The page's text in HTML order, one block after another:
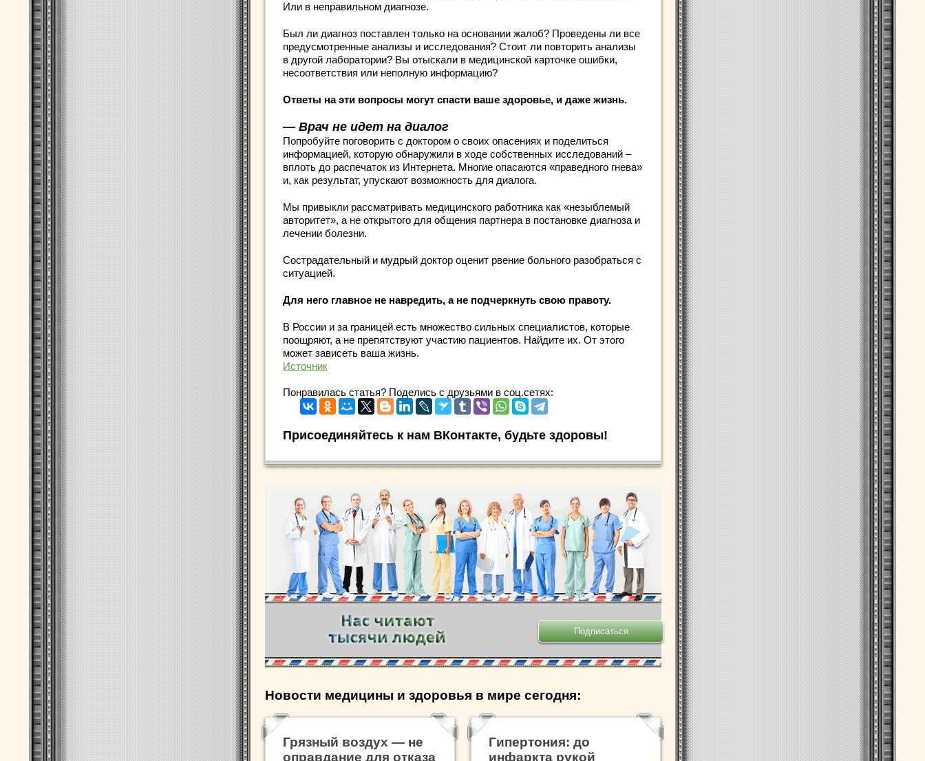
Или в неправильном диагнозе.
Был ли диагноз поставлен только на основании жалоб? Проведены ли все
предусмотренные анализы и исследования? Стоит ли повторить анализы
в другой лаборатории? Вы отыскали в медицинской карточке ошибки,
несоответствия или неполную информацию?
Ответы на эти вопросы могут спасти ваше здоровье, и даже жизнь.
— Врач не идет на диалог
Попробуйте поговорить с доктором о своих опасениях и поделиться
информацией, которую обнаружили в ходе собственных исследований –
вплоть до распечаток из Интернета. Многие опасаются «праведного гнева»
и, как результат, упускают возможность для диалога.
Мы привыкли рассматривать медицинского работника как «незыблемый
авторитет», а не открытого для общения партнера в постановке диагноза и
лечении болезни.
Сострадательный и мудрый доктор оценит рвение больного разобраться с
ситуацией.
Для него главное не навредить, а не подчеркнуть свою правоту.
В России и за границей есть множество сильных специалистов, которые
поощряют, а не препятствуют участию пациентов. Найдите их. От этого
может зависеть ваша жизнь.
Источник
Понравилась статья? Поделись с друзьями в соц.сетях:
Присоединяйтесь к нам ВКонтакте, будьте здоровы!
.
Новости медицины и здоровья в мире сегодня:
Грязный воздух — не
оправдание для отказа
Гипертония: до
инфаркта рукой